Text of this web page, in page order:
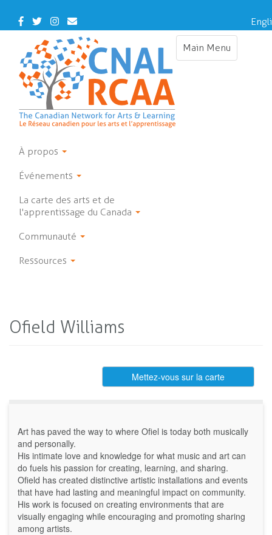
main
Facebook
TwitterInstagram
Contact
Us
Main Menu
Toggle
À propos
Événements
La carte des arts et de
l'apprentissage du Canada
Communauté
Ressources
Ofield Williams
Mettez-vous sur la carte
Art has paved the way to where Ofiel is today both musically
and personally.
His intimate love and knowledge for what music and art can
do fuels his passion for creating, learning, and sharing.
Ofield has created distinctive artistic installations and events
that have had lasting and meaningful impact on community.
His work is focused on creating environments that are
visually engaging while encouraging and promoting sharing
among artists.